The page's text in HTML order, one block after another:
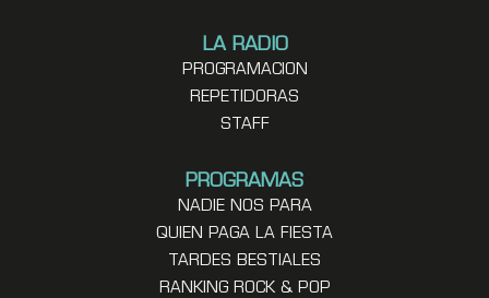
LA RADIO
PROGRAMACION
REPETIDORAS
STAFF
PROGRAMAS
NADIE NOS PARA
QUIEN PAGA LA FIESTA
TARDES BESTIALES
RANKING ROCK & POP